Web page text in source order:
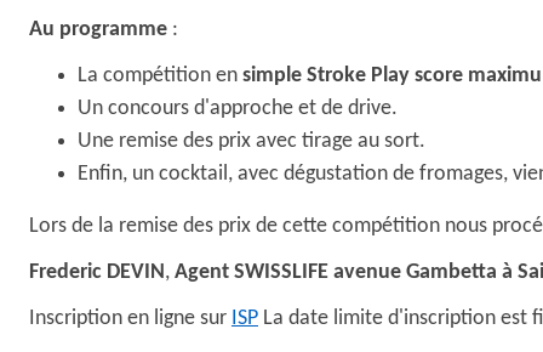
Au programme :
La compétition en simple Stroke Play score
Un concours d'approche et de drive.
Une remise des prix avec tirage au sort.
Enfin, un cocktail, avec dégustation de fromages,
Lors de la remise des prix de cette compétition nous
Frederic DEVIN , Agent SWISSLIFE avenue Gambetta à
Inscription en ligne sur ISP La date limite d'inscription est